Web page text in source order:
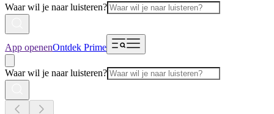
Waar wil je naar luisteren?
App openenOntdek Prime
Waar wil je naar luisteren?